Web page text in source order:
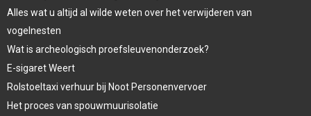
Alles wat u altijd al wilde weten over het verwijderen van
vogelnesten
Wat is archeologisch proefsleuvenonderzoek?
E-sigaret Weert
Rolstoeltaxi verhuur bij Noot Personenvervoer
Het proces van spouwmuurisolatie